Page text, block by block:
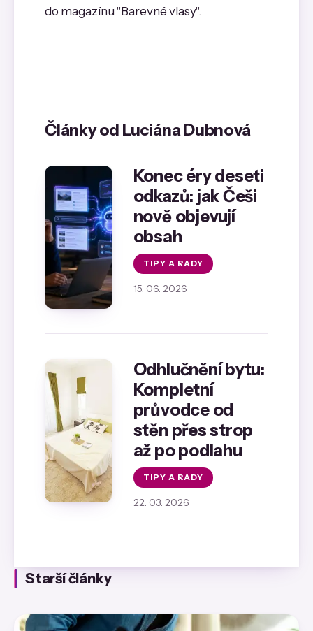
do magazínu "Barevné vlasy".
Články od Luciána Dubnová
Konec éry deseti
odkazů: jak Češi
nově objevují
obsah
TIPY A RADY
15. 06. 2026
Odhlučnění bytu:
Kompletní
průvodce od
stěn přes strop
až po podlahu
TIPY A RADY
22. 03. 2026
Starší články